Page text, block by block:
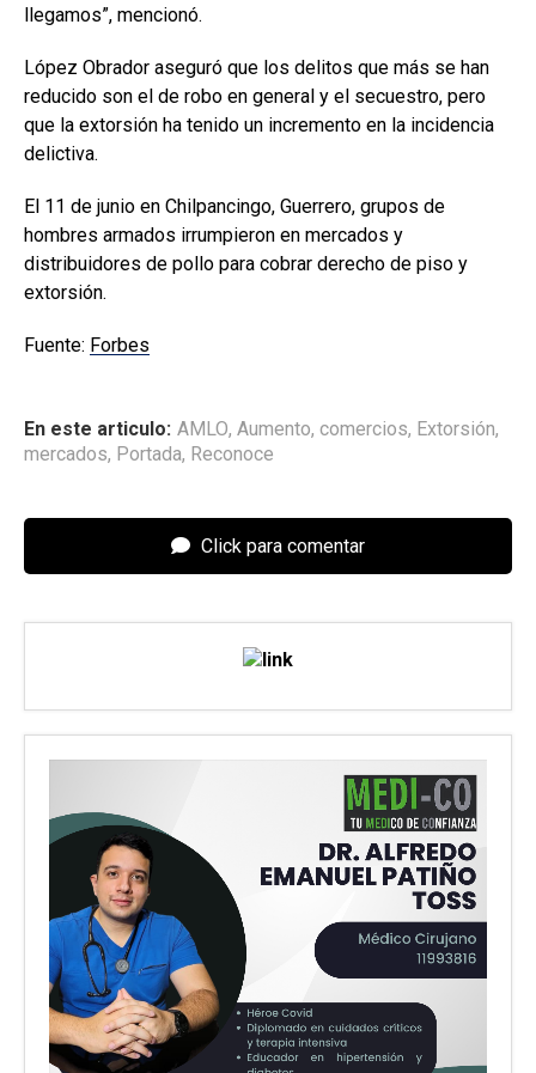
llegamos”, mencionó.
López Obrador aseguró que los delitos que más se han
reducido son el de robo en general y el secuestro, pero
que la extorsión ha tenido un incremento en la incidencia
delictiva.
El 11 de junio en Chilpancingo, Guerrero, grupos de
hombres armados irrumpieron en mercados y
distribuidores de pollo para cobrar derecho de piso y
extorsión.
Fuente: Forbes
En este articulo: AMLO, Aumento, comercios, Extorsión,
mercados, Portada, Reconoce
Click para comentar